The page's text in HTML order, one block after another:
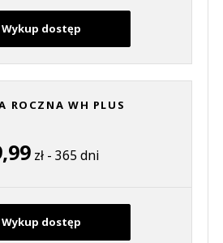
Wykup dostęp
ROCZNA WH PLUS
zł - 365 dni
Wykup dostęp